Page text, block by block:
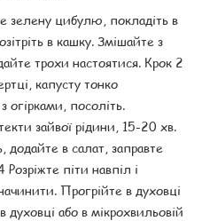
зелену цибулю, покладіть в
в кашку. Змішайте з
трохи настоятися. Крок 2
капусту тонко
огірками, посоліть.
зайвої рідини, 15-20 хв.
додайте в салат, заправте
піти навпіл і
Прогрійте в духовці
духовці або в мікрохвильовій